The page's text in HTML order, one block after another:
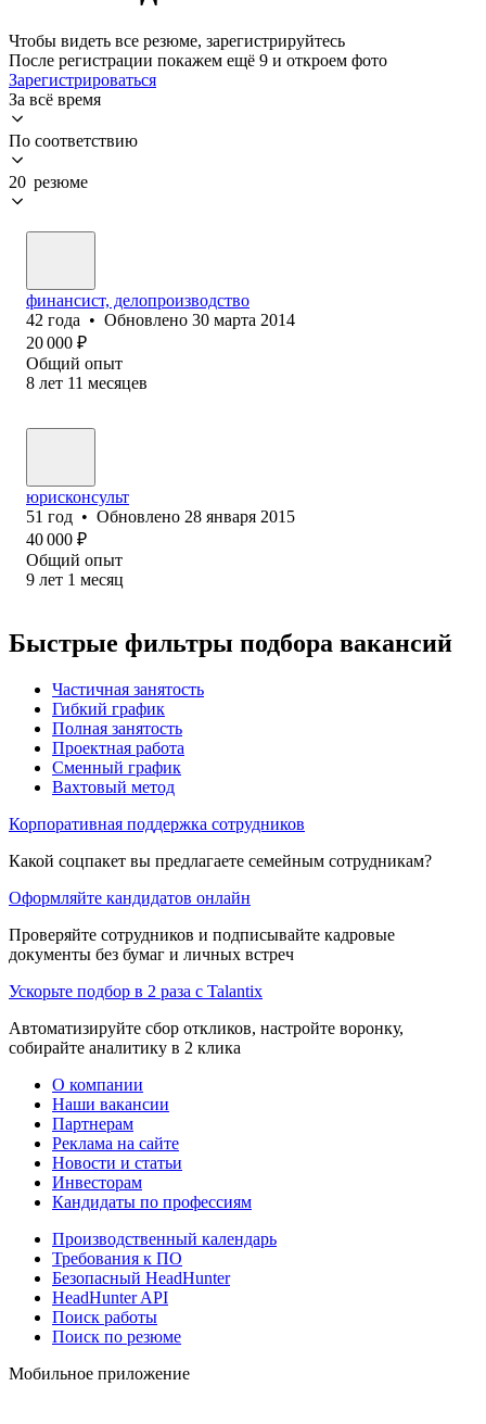
Чтобы видеть все резюме, зарегистрируйтесь
После регистрации покажем ещё 9 и откроем фото
Зарегистрироваться
За всё время
По соответствию
20 резюме
финансист, делопроизводство
42 года • Обновлено 30 марта 2014
20 000 ₽
Общий опыт
8 лет 11 месяцев
юрисконсульт
51 год • Обновлено 28 января 2015
40 000 ₽
Общий опыт
9 лет 1 месяц
Быстрые фильтры подбора вакансий
Частичная занятость
Гибкий график
Полная занятость
Проектная работа
Сменный график
Вахтовый метод
Корпоративная поддержка сотрудников
Какой соцпакет вы предлагаете семейным сотрудникам?
Оформляйте кандидатов онлайн
Проверяйте сотрудников и подписывайте кадровые
документы без бумаг и личных встреч
Ускорьте подбор в 2 раза с Talantix
Автоматизируйте сбор откликов, настройте воронку,
собирайте аналитику в 2 клика
О компании
Наши вакансии
Партнерам
Реклама на сайте
Новости и статьи
Инвесторам
Кандидаты по профессиям
Производственный календарь
Требования к ПО
Безопасный HeadHunter
HeadHunter API
Поиск работы
Поиск по резюме
Мобильное приложение